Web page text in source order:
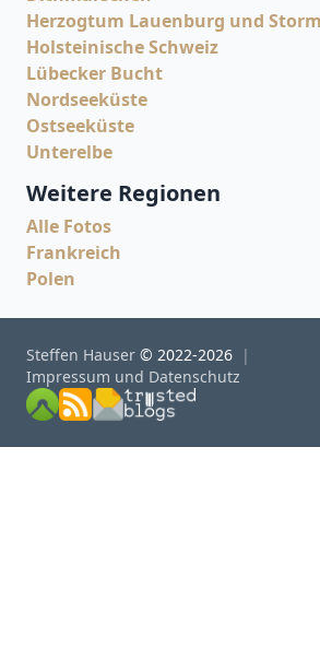
Herzogtum Lauenburg und
Holsteinische Schweiz
Lübecker Bucht
Nordseeküste
Ostseeküste
Unterelbe
Weitere Regionen
Alle Fotos
Frankreich
Polen
Steffen Hauser © 2022-2026
Impressum und Datenschutz